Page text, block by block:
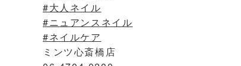
#大人ネイル
#ニュアンスネイル
#ネイルケア
ミンツ心斎橋店